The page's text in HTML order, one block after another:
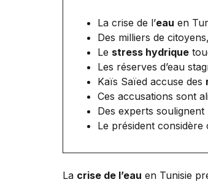
La crise de l’eau en
Des milliers de
Le stress hydrique
Les réserves d’eau
Kaïs Saïed accuse des
Ces accusations sont
Des experts soulignent
Le président
La crise de l’eau en Tunisie